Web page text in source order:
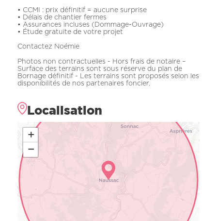
• CCMI : prix définitif = aucune surprise
• Délais de chantier fermes
• Assurances incluses (Dommage-Ouvrage)
• Étude gratuite de votre projet
Contactez Noémie
Photos non contractuelles - Hors frais de notaire –
Surface des terrains sont sous réserve du plan de
Bornage définitif - Les terrains sont proposés selon les
disponibilités de nos partenaires foncier.
Localisation
+
−